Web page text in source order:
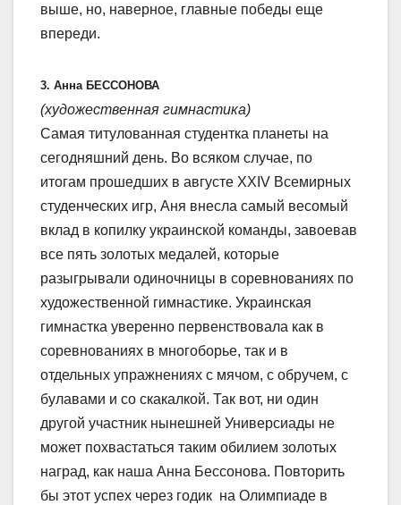
выше, но, наверное, главные победы еще
впереди.
3. Анна БЕССОНОВА
(художественная гимнастика)
Самая титулованная студентка планеты на
сегодняшний день. Во всяком случае, по
итогам прошедших в августе XXIV Всемирных
студенческих игр, Аня внесла самый весомый
вклад в копилку украинской команды, завоевав
все пять золотых медалей, которые
разыгрывали одиночницы в соревнованиях по
художественной гимнастике. Украинская
гимнастка уверенно первенствовала как в
соревнованиях в многоборье, так и в
отдельных упражнениях с мячом, с обручем, с
булавами и со скакалкой. Так вот, ни один
другой участник нынешней Универсиады не
может похвастаться таким обилием золотых
наград, как наша Анна Бессонова. Повторить
бы этот успех через годик на Олимпиаде в